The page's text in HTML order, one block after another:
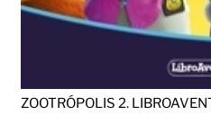
ZOOTRÓPOLIS 2.